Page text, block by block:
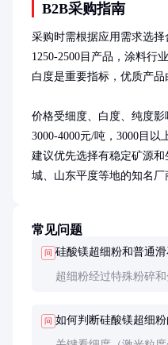
B2B采购指南
采购时需根据应用需求选
1250-2500目产品，涂料行
白度是重要指标，优质产品
价格受细度、白度、纯度
3000-4000元/吨，3000目以
建议优先选择有稳定矿源
城、山东平度等地的知名厂
常见问题
问 硅酸镁超细粉和普通
超细粉经过特殊粉碎
问 如何判断硅酸镁超细粉